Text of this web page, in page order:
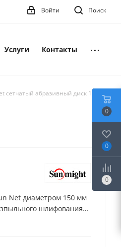
Поиск
Войти
Услуги Контакты
сетчатый абразивный диск 150
Net диаметром 150 мм
шлифования
а также металла,
0
0
0